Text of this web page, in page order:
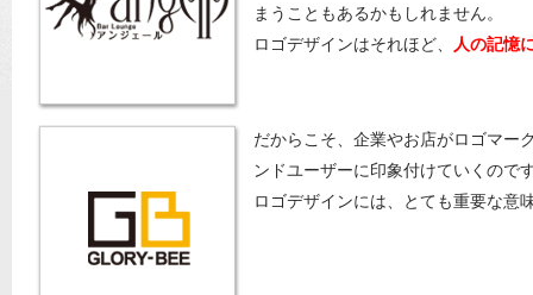
まうこともあるかもしれません。
ロゴデザインはそれほど、
人の記憶
だからこそ、企業やお店がロゴマー
ンドユーザーに印象付けていくので
ロゴデザインには、とても重要な意